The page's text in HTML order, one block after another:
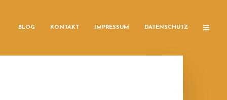
BLOG KONTAKT IMPRESSUM DATENSCHUTZ